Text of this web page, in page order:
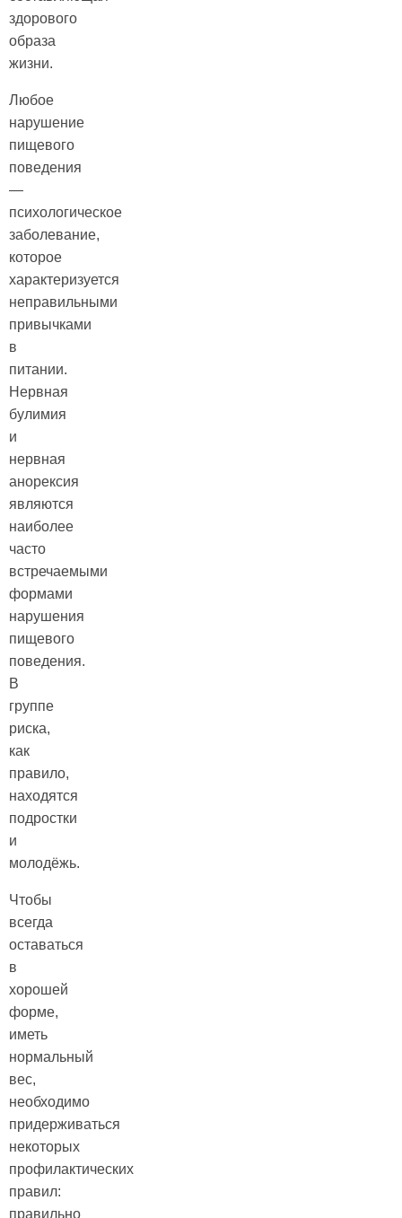
здорового
образа
жизни.
Любое
нарушение
пищевого
поведения
—
психологическое
заболевание,
которое
характеризуется
неправильными
привычками
в
питании.
Нервная
булимия
и
нервная
анорексия
являются
наиболее
часто
встречаемыми
формами
нарушения
пищевого
поведения.
В
группе
риска,
как
правило,
находятся
подростки
и
молодёжь.
Чтобы
всегда
оставаться
в
хорошей
форме,
иметь
нормальный
вес,
необходимо
придерживаться
некоторых
профилактических
правил:
правильно